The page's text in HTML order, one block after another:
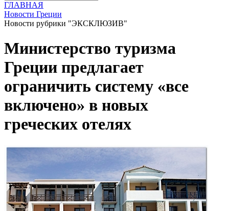
ГЛАВНАЯ
Новости Греции
Новости рубрики "ЭКСКЛЮЗИВ"
Министерство туризма
Греции предлагает
ограничить систему «все
включено» в новых
греческих отелях